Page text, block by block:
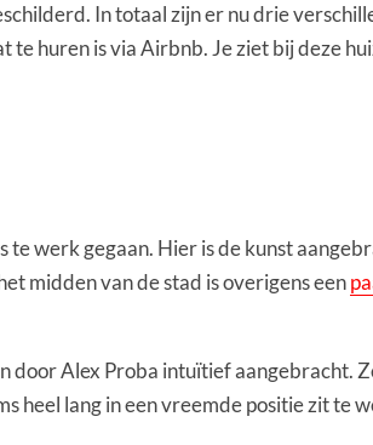
In totaal zijn er nu drie
huren is via Airbnb. Je ziet bij deze
werk gegaan. Hier is de kunst
midden van de stad is overigens een
Alex Proba intuïtief aangebracht.
lang in een vreemde positie zit te